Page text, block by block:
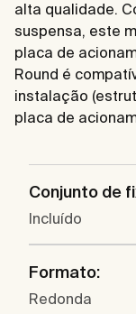
alta qualidade.
suspensa, este
placa de
Round é
instalação
placa de
Conjunto de
Incluído
Formato:
Redonda